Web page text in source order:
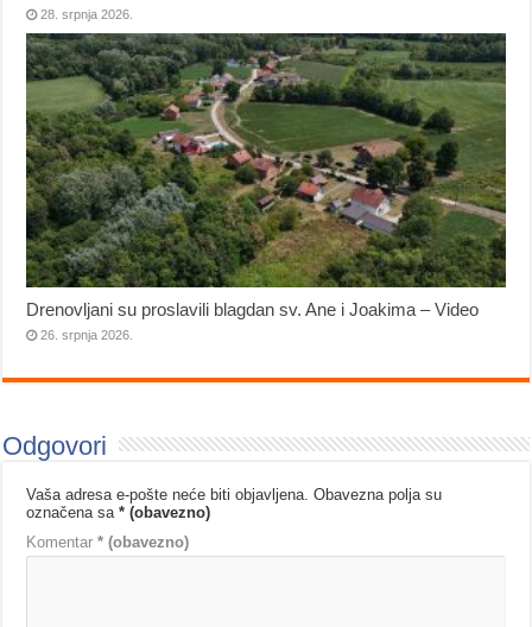
28. srpnja 2026.
Drenovljani su proslavili blagdan sv. Ane i Joakima – Video
26. srpnja 2026.
Odgovori
Vaša adresa e-pošte neće biti objavljena. Obavezna polja su
označena sa* (obavezno)
Komentar* (obavezno)